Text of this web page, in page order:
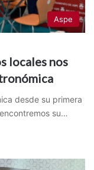
Aspe
locales nos
desde su primera
su…